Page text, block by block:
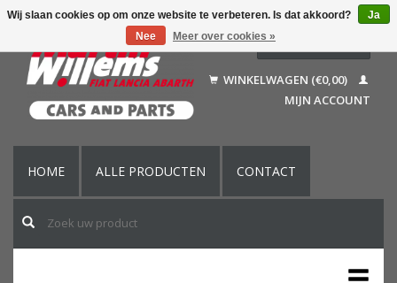
Français
English (US)
WINKELWAGEN (€0,00)
MIJN ACCOUNT
HOME ALLE PRODUCTEN CONTACT
Wij slaan cookies op om onze website te verbeteren. Is dat akkoord?
Ja
Nee
Meer over cookies »